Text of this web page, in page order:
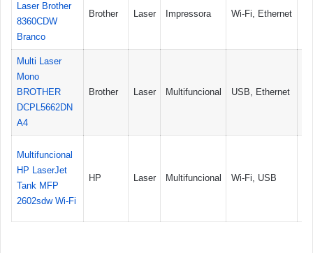
Laser Brother
8360CDW
Branco
Brother Laser Impressora Wi-Fi, Ethernet
Multi Laser
Mono
BROTHER
DCPL5662DN
A4
Brother Laser Multifuncional USB, Ethernet
Multifuncional
HP LaserJet
Tank MFP
2602sdw Wi-Fi
HP Laser Multifuncional Wi-Fi, USB